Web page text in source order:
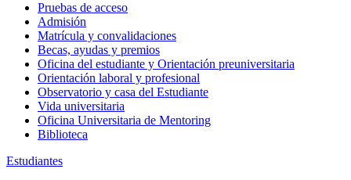
Pruebas de acceso
Admisión
Matrícula y convalidaciones
Becas, ayudas y premios
Oficina del estudiante y Orientación preuniversitaria
Orientación laboral y profesional
Observatorio y casa del Estudiante
Vida universitaria
Oficina Universitaria de Mentoring
Biblioteca
Estudiantes